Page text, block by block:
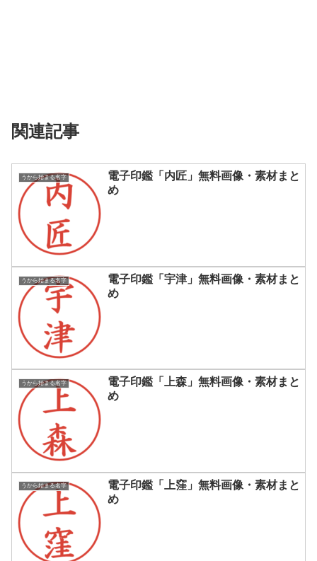
関連記事
うから始まる名字
電子印鑑「内匠」無料画像・素材まと
め
うから始まる名字
電子印鑑「宇津」無料画像・素材まと
め
うから始まる名字
電子印鑑「上森」無料画像・素材まと
め
うから始まる名字
電子印鑑「上窪」無料画像・素材まと
め